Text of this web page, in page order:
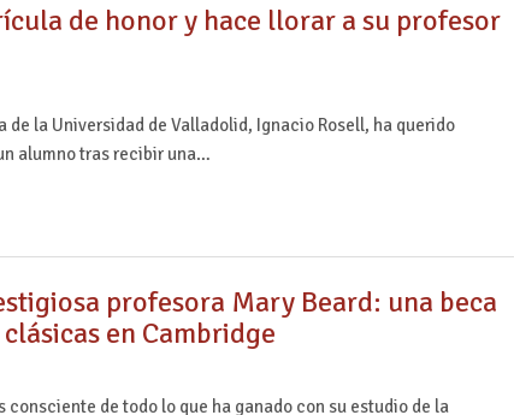
de honor y hace llorar a su profesor
la Universidad de Valladolid, Ignacio Rosell, ha querido
alumno tras recibir una…
profesora Mary Beard: una beca
en Cambridge
consciente de todo lo que ha ganado con su estudio de la